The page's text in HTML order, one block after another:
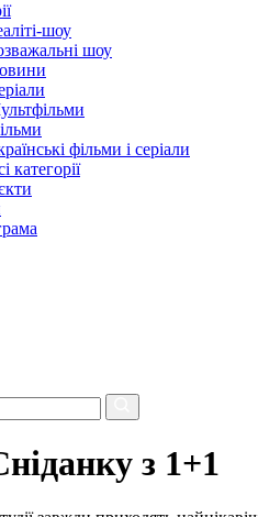
шоу
шоу
фільми і серіали
категорії
з 1+1